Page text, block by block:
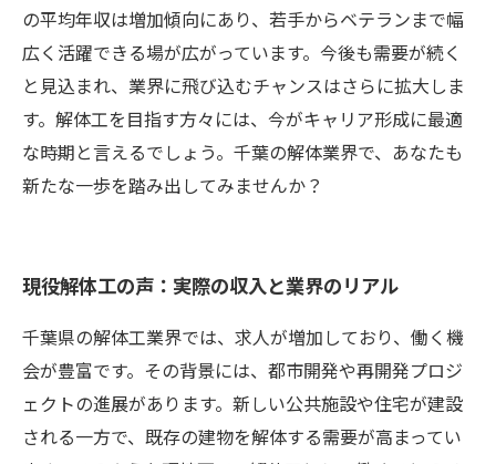
の平均年収は増加傾向にあり、若手からベテランまで幅
広く活躍できる場が広がっています。今後も需要が続く
と見込まれ、業界に飛び込むチャンスはさらに拡大しま
す。解体工を目指す方々には、今がキャリア形成に最適
な時期と言えるでしょう。千葉の解体業界で、あなたも
新たな一歩を踏み出してみませんか？
現役解体工の声：実際の収入と業界のリアル
千葉県の解体工業界では、求人が増加しており、働く機
会が豊富です。その背景には、都市開発や再開発プロジ
ェクトの進展があります。新しい公共施設や住宅が建設
される一方で、既存の建物を解体する需要が高まってい